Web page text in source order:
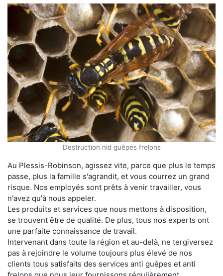
Destruction nid guêpes frelons
Au Plessis-Robinson, agissez vite, parce que plus le temps
passe, plus la famille s'agrandit, et vous courrez un grand
risque. Nos employés sont prêts à venir travailler, vous
n'avez qu'à nous appeler.
Les produits et services que nous mettons à disposition,
se trouvent être de qualité. De plus, tous nos experts ont
une parfaite connaissance de travail.
Intervenant dans toute la région et au-delà, ne tergiversez
pas à rejoindre le volume toujours plus élevé de nos
clients tous satisfaits des services anti guêpes et anti